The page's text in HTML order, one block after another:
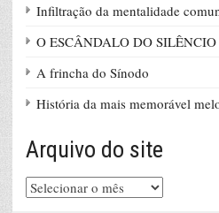
Infiltração da mentalidade
O ESCÂNDALO DO SILÊNCIO
A frincha do Sínodo
História da mais memorável
Arquivo do site
Arquivo
do